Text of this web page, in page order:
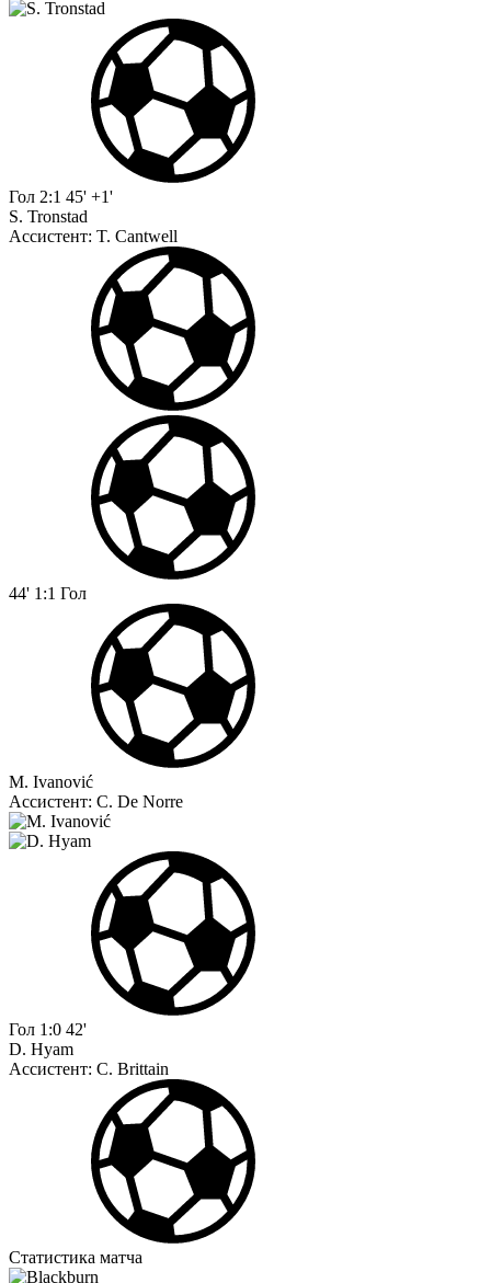
Гол 2:1 45' +1'
S. Tronstad
Ассистент: T. Cantwell
44' 1:1 Гол
M. Ivanović
Ассистент: C. De Norre
Гол 1:0 42'
D. Hyam
Ассистент: C. Brittain
Статистика матча